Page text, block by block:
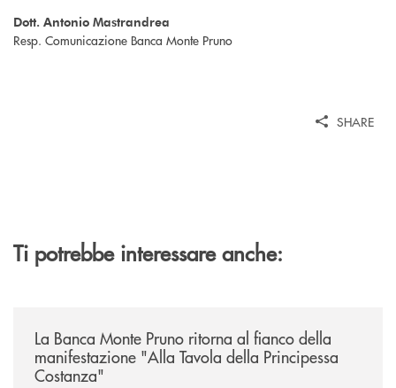
Dott. Antonio Mastrandrea
Resp. Comunicazione Banca Monte Pruno
SHARE
Ti potrebbe interessare anche:
La Banca Monte Pruno ritorna al fianco della
manifestazione "Alla Tavola della Principessa
Costanza"